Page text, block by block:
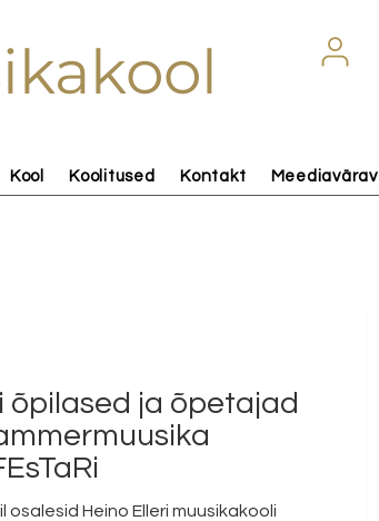
Kool Koolitused Kontakt Meediavärav
õpilased ja õpetajad
osalesid Heino Elleri muusikakooli